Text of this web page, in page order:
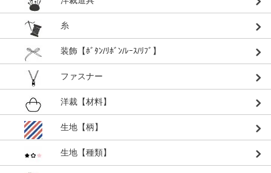
糸
装飾【ﾎﾞﾀﾝ/ﾘﾎﾞﾝ/ﾚｰｽ/ﾘﾌﾞ】
ファスナー
洋裁【材料】
生地【柄】
生地【種類】